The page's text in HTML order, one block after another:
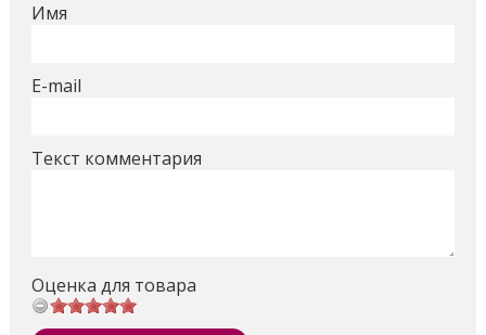
Имя
E-mail
Текст комментария
Оценка для товара